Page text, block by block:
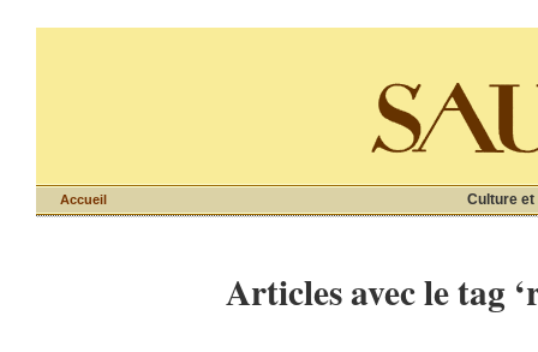
Culture et
Accueil
Articles avec le tag